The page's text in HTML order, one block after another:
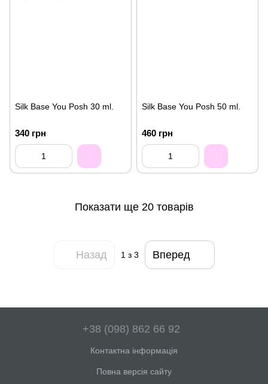
Silk Base You Posh 30 ml.
340 грн
Silk Base You Posh 50 ml.
460 грн
Показати ще 20 товарів
Назад 1 з 3 Вперед
+38 (098) 862 66 92
Контактна інформація
Повна версія сайту